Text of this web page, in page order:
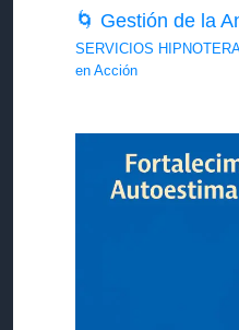
🌀 Gestión de la
SERVICIOS
en Acción